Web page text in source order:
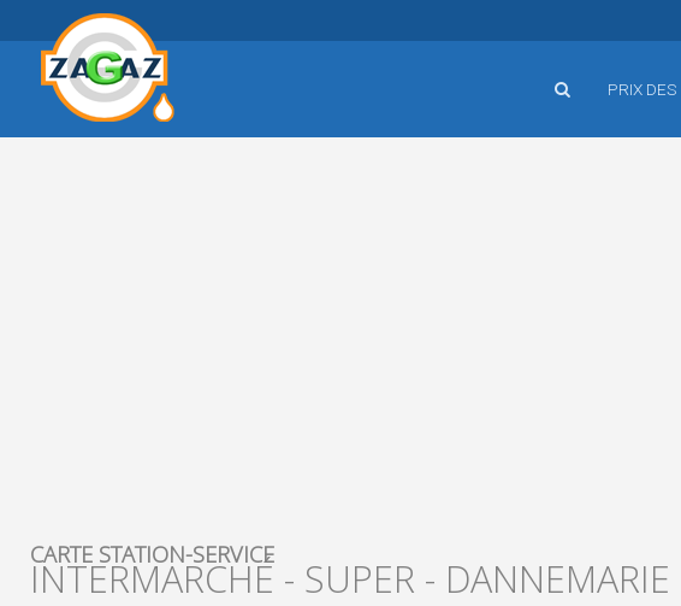
PRIX
CARTE STATION-SERVICE
INTERMARCHÉ - SUPER - DANNEMARIE